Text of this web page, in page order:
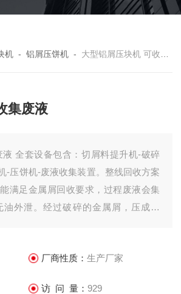
机 -铝屑压饼机 - 大型铝屑压块机 可收集废液
集废液
全套设备包含：切屑料提升机-破碎
-压饼机-废液收集装置。整线回收方案
满足金属屑回收要求，过程废液会集
外泄。经过破碎的金属屑，压成饼
厂商性质： 生产厂家
访 问 量： 929